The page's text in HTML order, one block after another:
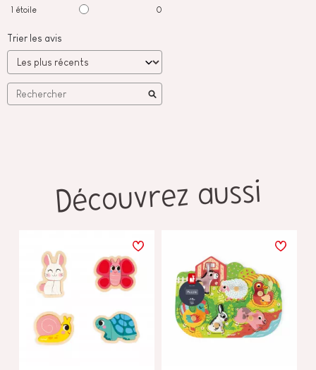
1 étoile 0
Trier les avis
Découvrez aussi